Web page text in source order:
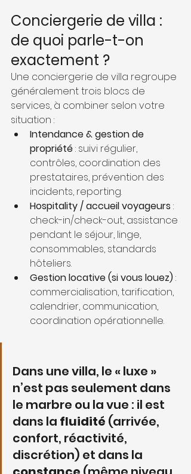
Conciergerie de villa :
de quoi parle-t-on
exactement ?
Une conciergerie de villa regroupe
généralement trois blocs de
services, à combiner selon votre
situation :
Intendance & gestion de
propriété : suivi régulier,
contrôles, coordination des
prestataires, prévention des
incidents, reporting.
Hospitality / accueil voyageurs :
check-in/check-out, assistance
pendant le séjour, linge,
consommables, standards
hôteliers.
Gestion locative (si vous louez) :
commercialisation, tarification,
calendrier, communication,
coordination opérationnelle.
Dans une villa, le « luxe »
n’est pas seulement dans
le marbre ou la vue : il est
dans la fluidité (arrivée,
confort, réactivité,
discrétion) et dans la